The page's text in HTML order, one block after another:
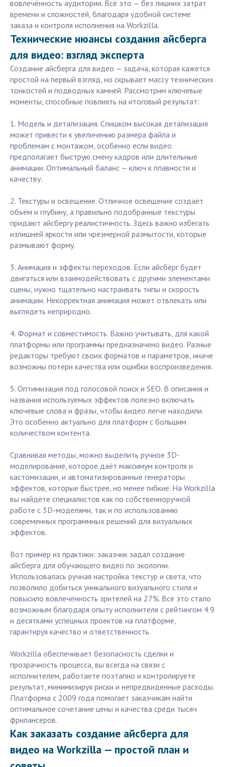
вовлечённость аудитории. Всё это — без лишних затрат
времени и сложностей, благодаря удобной системе
заказа и контроля исполнения на Workzilla.
Технические нюансы создания айсберга
для видео: взгляд эксперта
Создание айсберга для видео — задача, которая кажется
простой на первый взгляд, но скрывает массу технических
тонкостей и подводных камней. Рассмотрим ключевые
моменты, способные повлиять на итоговый результат:
1. Модель и детализация. Слишком высокая детализация
может привести к увеличению размера файла и
проблемам с монтажом, особенно если видео
предполагает быструю смену кадров или длительные
анимации. Оптимальный баланс — ключ к плавности и
качеству.
2. Текстуры и освещение. Отличное освещение создаёт
объём и глубину, а правильно подобранные текстуры
придают айсбергу реалистичность. Здесь важно избегать
излишней яркости или чрезмерной размытости, которые
размывают форму.
3. Анимация и эффекты переходов. Если айсберг будет
двигаться или взаимодействовать с другими элементами
сцены, нужно тщательно настраивать типы и скорость
анимации. Некорректная анимация может отвлекать или
выглядеть неприродно.
4. Формат и совместимость. Важно учитывать, для какой
платформы или программы предназначено видео. Разные
редакторы требуют своих форматов и параметров, иначе
возможны потери качества или ошибки воспроизведения.
5. Оптимизация под голосовой поиск и SEO. В описания и
названия используемых эффектов полезно включать
ключевые слова и фразы, чтобы видео легче находили.
Это особенно актуально для платформ с большим
количеством контента.
Сравнивая методы, можно выделить ручное 3D-
моделирование, которое даёт максимум контроля и
кастомизации, и автоматизированные генераторы
эффектов, которые быстрее, но менее гибкие. На Workzilla
вы найдёте специалистов как по собственноручной
работе с 3D-моделями, так и по использованию
современных программных решений для визуальных
эффектов.
Вот пример из практики: заказчик задал создание
айсберга для обучающего видео по экологии.
Использовалась ручная настройка текстур и света, что
позволило добиться уникального визуального стиля и
повысило вовлечённость зрителей на 27%. Всё это стало
возможным благодаря опыту исполнителя с рейтингом 4.9
и десятками успешных проектов на платформе,
гарантируя качество и ответственность.
Workzilla обеспечивает безопасность сделки и
прозрачность процесса, вы всегда на связи с
исполнителем, работаете поэтапно и контролируете
результат, минимизируя риски и непредвиденные расходы.
Платформа с 2009 года помогает заказчикам найти
оптимальное сочетание цены и качества среди тысяч
фрилансеров.
Как заказать создание айсберга для
видео на Workzilla — простой план и